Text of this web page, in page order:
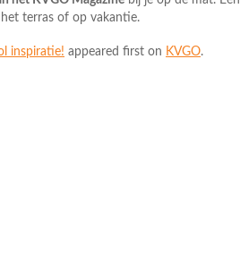
terras of op vakantie.
inspiratie! appeared first on KVGO.